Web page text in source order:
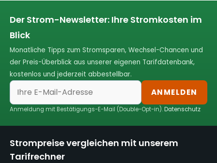
Der Strom-Newsletter: Ihre Stromkosten im
Blick
Monatliche Tipps zum Stromsparen, Wechsel-Chancen und
der Preis-Überblick aus unserer eigenen Tarifdatenbank,
kostenlos und jederzeit abbestellbar.
ANMELDEN
Anmeldung mit Bestätigungs-E-Mail (Double-Opt-in).Datenschutz
Strompreise vergleichen mit unserem
Tarifrechner